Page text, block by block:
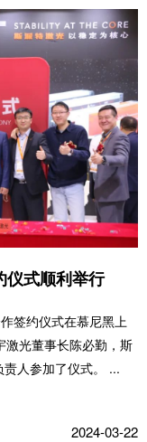
仪式顺利举行
签约仪式在慕尼黑上
激光董事长陈必勤，斯
人参加了仪式。 ...
2024-03-22